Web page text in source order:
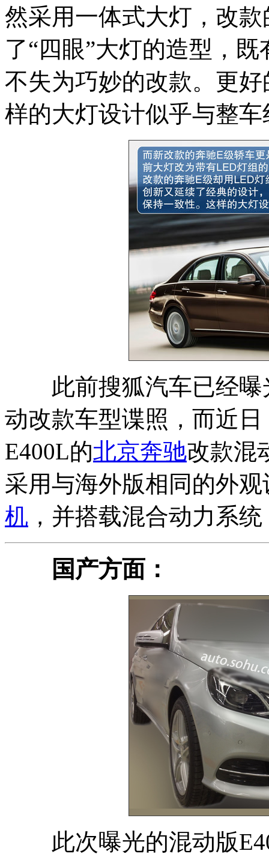
然采用一体式大灯，改款
了“四眼”大灯的造型，
不失为巧妙的改款。更
样的大灯设计似乎与整
此前搜狐汽车已经曝
动改款车型谍照，而近
E400L的北京奔驰改款混
采用与海外版相同的外
机 ，并搭载混合动力系
国产方面：
此次曝光的混动版